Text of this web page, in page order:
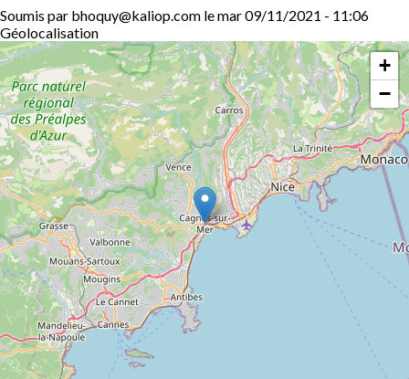
Soumis par bhoquy@kaliop.com lemar 09/11/2021 - 11:06
Géolocalisation
+
−